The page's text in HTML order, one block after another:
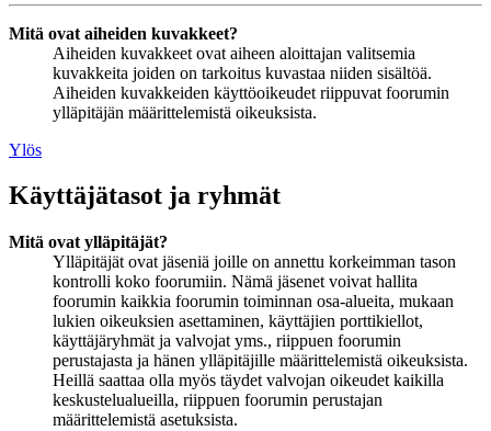
Mitä ovat aiheiden kuvakkeet?
Aiheiden kuvakkeet ovat aiheen aloittajan valitsemia
kuvakkeita joiden on tarkoitus kuvastaa niiden sisältöä.
Aiheiden kuvakkeiden käyttöoikeudet riippuvat foorumin
ylläpitäjän määrittelemistä oikeuksista.
Ylös
Käyttäjätasot ja ryhmät
Mitä ovat ylläpitäjät?
Ylläpitäjät ovat jäseniä joille on annettu korkeimman tason
kontrolli koko foorumiin. Nämä jäsenet voivat hallita
foorumin kaikkia foorumin toiminnan osa-alueita, mukaan
lukien oikeuksien asettaminen, käyttäjien porttikiellot,
käyttäjäryhmät ja valvojat yms., riippuen foorumin
perustajasta ja hänen ylläpitäjille määrittelemistä oikeuksista.
Heillä saattaa olla myös täydet valvojan oikeudet kaikilla
keskustelualueilla, riippuen foorumin perustajan
määrittelemistä asetuksista.